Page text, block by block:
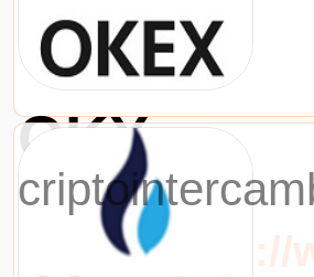
OKX
URL：